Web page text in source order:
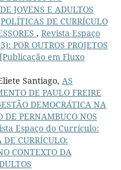
JOVENS E ADULTOS
POLÍTICAS DE CURRÍCULO
, Revista Espaço
POR OUTROS PROJETOS
[Publicação em Fluxo
Santiago, AS
DE PAULO FREIRE
DEMOCRÁTICA NA
DE PERNAMBUCO NOS
Espaço do Currículo:
CURRÍCULO:
CONTEXTO DA